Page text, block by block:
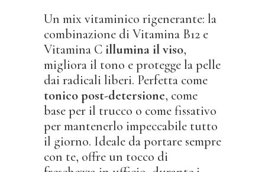
Un mix vitaminico rigenerante: la
combinazione di Vitamina B12 e
Vitamina C illumina il viso,
migliora il tono e protegge la pelle
dai radicali liberi. Perfetta come
tonico post-detersione, come
base per il trucco o come fissativo
per mantenerlo impeccabile tutto
il giorno. Ideale da portare sempre
con te, offre un tocco di